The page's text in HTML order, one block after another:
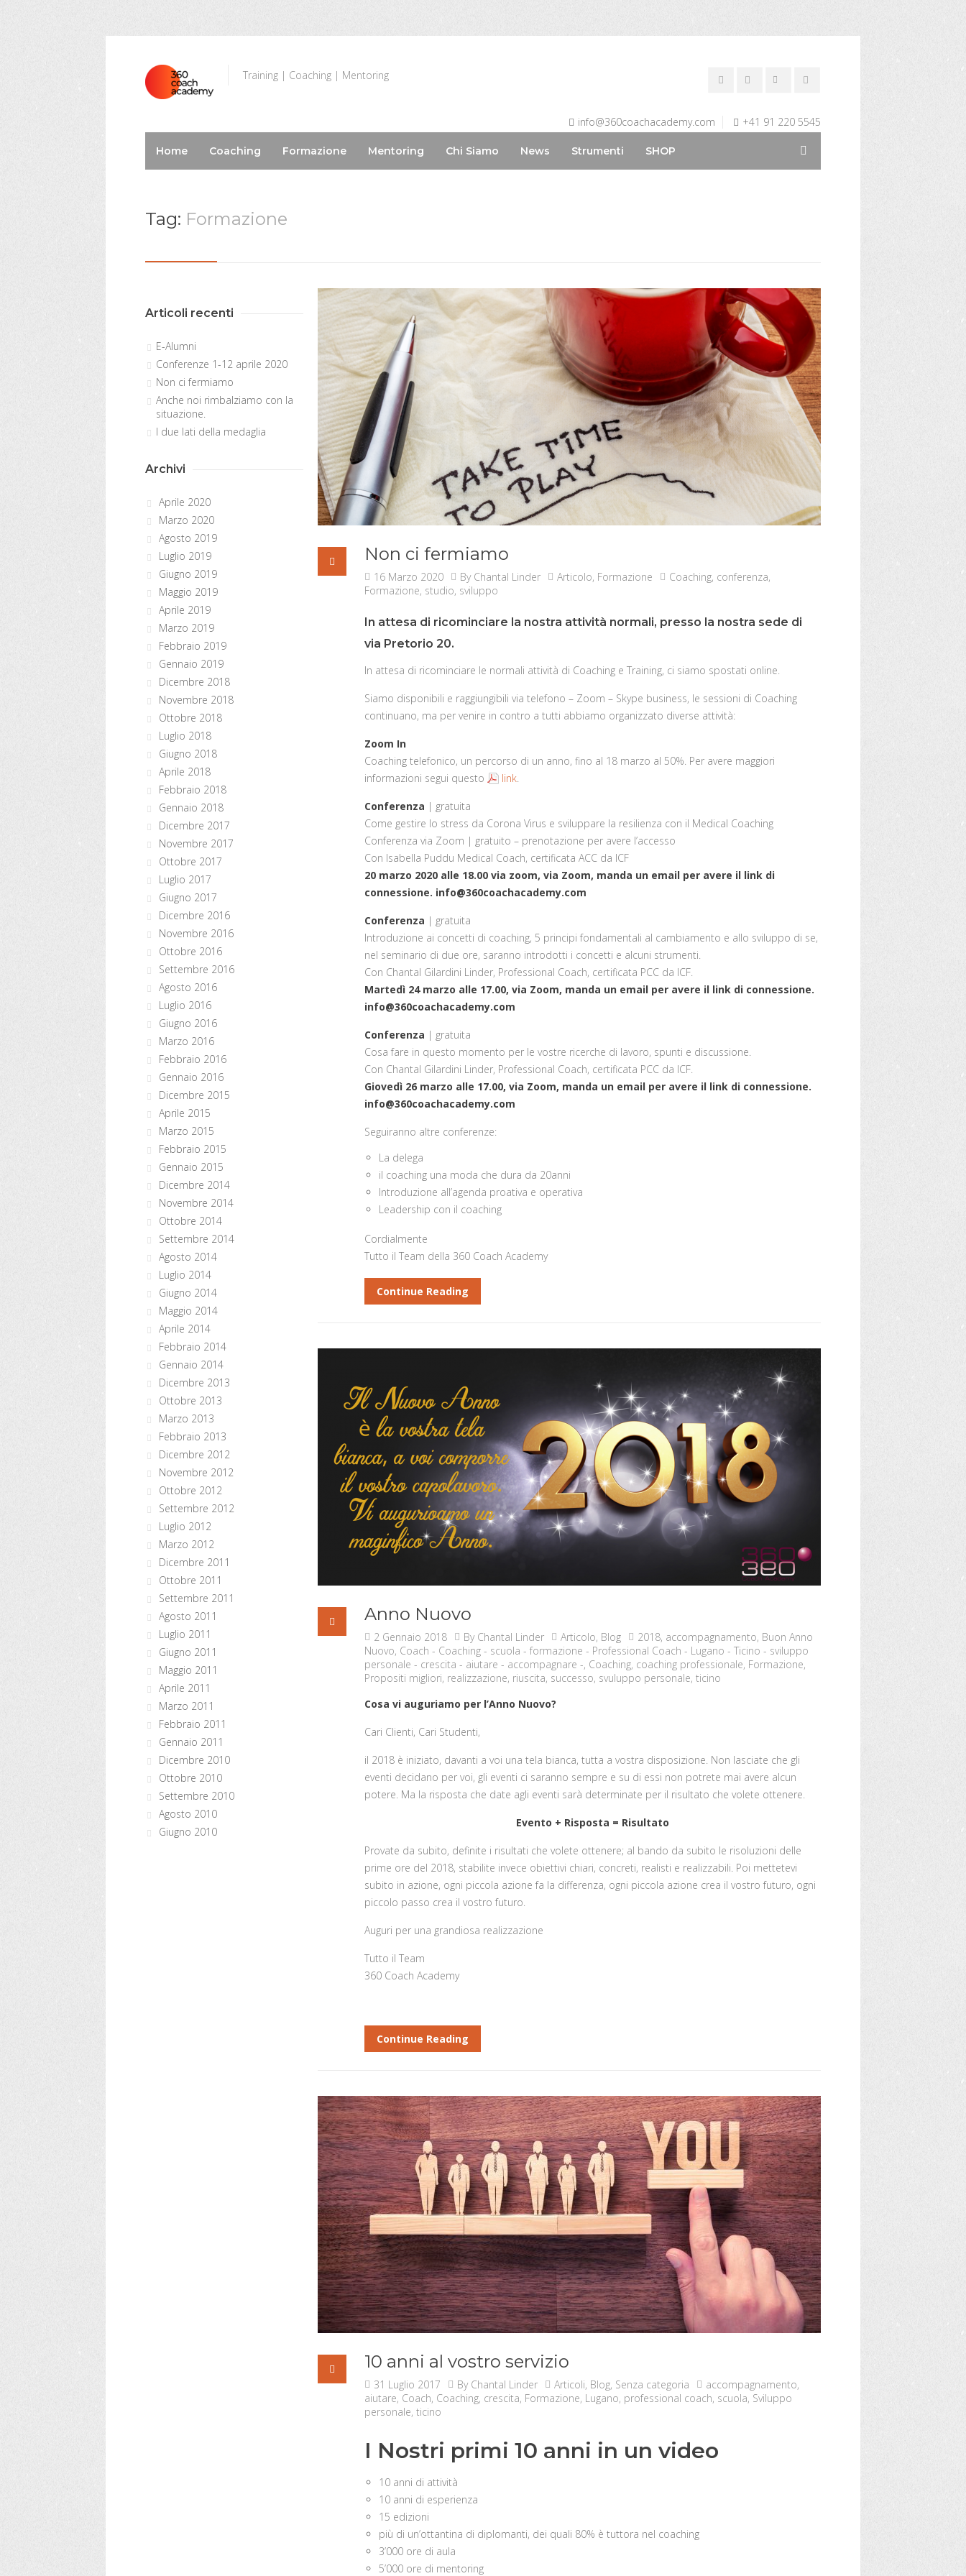
Training | Coaching | Mentoring
info@360coachacademy.com +41 91 220 5545
Home Coaching Formazione Mentoring Chi Siamo News Strumenti SHOP
Tag: Formazione
Non ci fermiamo
16 Marzo 2020 By Chantal Linder Articolo, Formazione Coaching, conferenza,
Formazione, studio, sviluppo
In attesa di ricominciare la nostra attività normali, presso la nostra sede di
via Pretorio 20.
In attesa di ricominciare le normali attività di Coaching e Training, ci siamo spostati online.
Siamo disponibili e raggiungibili via telefono – Zoom – Skype business, le sessioni di Coaching
continuano, ma per venire in contro a tutti abbiamo organizzato diverse attività:
Zoom In
Coaching telefonico, un percorso di un anno, fino al 18 marzo al 50%. Per avere maggiori
informazioni segui questo
link.
Conferenza | gratuita
Come gestire lo stress da Corona Virus e sviluppare la resilienza con il Medical Coaching
Conferenza via Zoom | gratuito – prenotazione per avere l’accesso
Con Isabella Puddu Medical Coach, certificata ACC da ICF
20 marzo 2020 alle 18.00 via zoom, via Zoom, manda un email per avere il link di
connessione. info@360coachacademy.com
Conferenza | gratuita
Introduzione ai concetti di coaching, 5 principi fondamentali al cambiamento e allo sviluppo di se,
nel seminario di due ore, saranno introdotti i concetti e alcuni strumenti.
Con Chantal Gilardini Linder, Professional Coach, certificata PCC da ICF.
Martedì 24 marzo alle 17.00, via Zoom, manda un email per avere il link di connessione.
info@360coachacademy.com
Conferenza | gratuita
Cosa fare in questo momento per le vostre ricerche di lavoro, spunti e discussione.
Con Chantal Gilardini Linder, Professional Coach, certificata PCC da ICF.
Giovedì 26 marzo alle 17.00, via Zoom, manda un email per avere il link di connessione.
info@360coachacademy.com
Seguiranno altre conferenze:
La delega
il coaching una moda che dura da 20anni
Introduzione all’agenda proativa e operativa
Leadership con il coaching
Cordialmente
Tutto il Team della 360 Coach Academy
Continue Reading
Anno Nuovo
2 Gennaio 2018 By Chantal Linder Articolo, Blog 2018, accompagnamento, Buon Anno
Nuovo, Coach - Coaching - scuola - formazione - Professional Coach - Lugano - Ticino - sviluppo
personale - crescita - aiutare - accompagnare -, Coaching, coaching professionale, Formazione,
Propositi migliori, realizzazione, riuscita, successo, svuluppo personale, ticino
Cosa vi auguriamo per l’Anno Nuovo?
Cari Clienti, Cari Studenti,
il 2018 è iniziato, davanti a voi una tela bianca, tutta a vostra disposizione. Non lasciate che gli
eventi decidano per voi, gli eventi ci saranno sempre e su di essi non potrete mai avere alcun
potere. Ma la risposta che date agli eventi sarà determinate per il risultato che volete ottenere.
Evento + Risposta = Risultato
Provate da subito, definite i risultati che volete ottenere; al bando da subito le risoluzioni delle
prime ore del 2018, stabilite invece obiettivi chiari, concreti, realisti e realizzabili. Poi mettetevi
subito in azione, ogni piccola azione fa la differenza, ogni piccola azione crea il vostro futuro, ogni
piccolo passo crea il vostro futuro.
Auguri per una grandiosa realizzazione
Tutto il Team
360 Coach Academy
Continue Reading
10 anni al vostro servizio
31 Luglio 2017 By Chantal Linder Articoli, Blog, Senza categoria accompagnamento,
aiutare, Coach, Coaching, crescita, Formazione, Lugano, professional coach, scuola, Sviluppo
personale, ticino
I Nostri primi 10 anni in un video
10 anni di attività
10 anni di esperienza
15 edizioni
più di un’ottantina di diplomanti, dei quali 80% è tuttora nel coaching
3’000 ore di aula
5’000 ore di mentoring
Articoli recenti
E-Alumni
Conferenze 1-12 aprile 2020
Non ci fermiamo
Anche noi rimbalziamo con la
situazione.
I due lati della medaglia
Archivi
Aprile 2020
Marzo 2020
Agosto 2019
Luglio 2019
Giugno 2019
Maggio 2019
Aprile 2019
Marzo 2019
Febbraio 2019
Gennaio 2019
Dicembre 2018
Novembre 2018
Ottobre 2018
Luglio 2018
Giugno 2018
Aprile 2018
Febbraio 2018
Gennaio 2018
Dicembre 2017
Novembre 2017
Ottobre 2017
Luglio 2017
Giugno 2017
Dicembre 2016
Novembre 2016
Ottobre 2016
Settembre 2016
Agosto 2016
Luglio 2016
Giugno 2016
Marzo 2016
Febbraio 2016
Gennaio 2016
Dicembre 2015
Aprile 2015
Marzo 2015
Febbraio 2015
Gennaio 2015
Dicembre 2014
Novembre 2014
Ottobre 2014
Settembre 2014
Agosto 2014
Luglio 2014
Giugno 2014
Maggio 2014
Aprile 2014
Febbraio 2014
Gennaio 2014
Dicembre 2013
Ottobre 2013
Marzo 2013
Febbraio 2013
Dicembre 2012
Novembre 2012
Ottobre 2012
Settembre 2012
Luglio 2012
Marzo 2012
Dicembre 2011
Ottobre 2011
Settembre 2011
Agosto 2011
Luglio 2011
Giugno 2011
Maggio 2011
Aprile 2011
Marzo 2011
Febbraio 2011
Gennaio 2011
Dicembre 2010
Ottobre 2010
Settembre 2010
Agosto 2010
Giugno 2010